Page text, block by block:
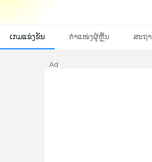
ເກມແຂ່ງຂັນ ຕຳແໜ່ງຜູ້ຫຼິ້ນ ສະຖ
Ad